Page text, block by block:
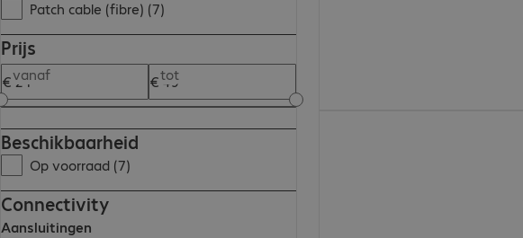
Patch cable (fibre) (7)
Prijs
vanaf tot
Beschikbaarheid
Op voorraad (7)
Connectivity
Aansluitingen